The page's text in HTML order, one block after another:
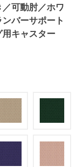
可動肘／ホワ
バーサポート
キャスター